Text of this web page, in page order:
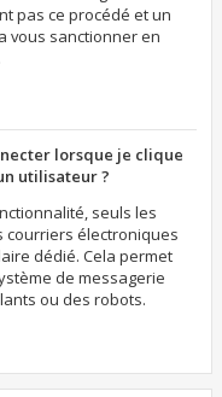
pas ce procédé et un
vous sanctionner en
lorsque je clique
utilisateur ?
seuls les
courriers électroniques
dédié. Cela permet
de messagerie
ou des robots.